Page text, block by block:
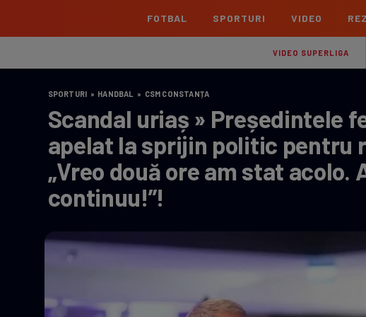
FOTBAL
Echipe
Liga 2
Echipe Meciuri Clasament
Cupa României Betano
Echipe Meciuri
SPORTURI VIDEO
VIDEO SUPERLIGA
SPORTURI » HANDBAL » CSM CONSTANȚA
Scandal uriaș » Președintele
apelat la sprijin politic pentru
„Vreo două ore am stat
continuu!”!